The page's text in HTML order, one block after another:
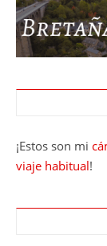
¡Estos son mi
viaje habitual!